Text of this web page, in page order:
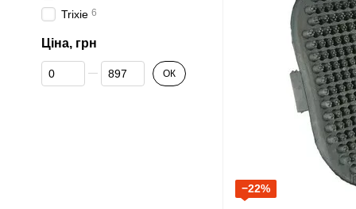
−22%
Trixie 6
Ціна, грн
Від Ціна, грн
До Ціна, грн ОК